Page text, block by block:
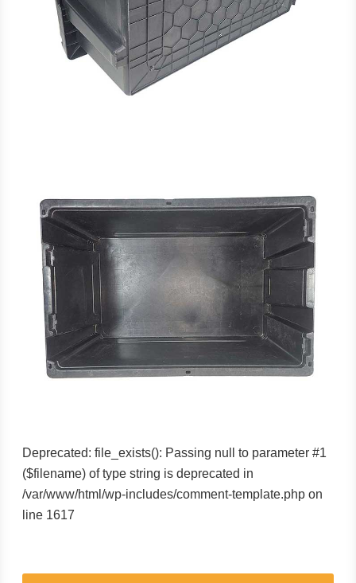
Deprecated: file_exists(): Passing null to parameter #1
($filename) of type string is deprecated in
/var/www/html/wp-includes/comment-template.php on
line 1617